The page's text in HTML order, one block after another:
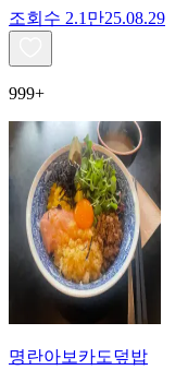
조회수 2.1만25.08.29
999+
명란아보카도덮밥